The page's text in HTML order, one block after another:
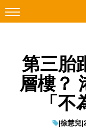
Facebook
科技焦點
第三胎
層樓？
「
|徐慧兒|